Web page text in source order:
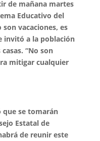
de mañana martes
Educativo del
vacaciones, es
invitó a la población
“No son
mitigar cualquier
que se tomarán
Estatal de
de reunir este